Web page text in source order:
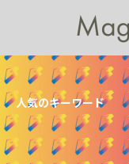
人気のキーワード